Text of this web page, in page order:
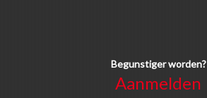
Begunstiger worden?
Aanmelden